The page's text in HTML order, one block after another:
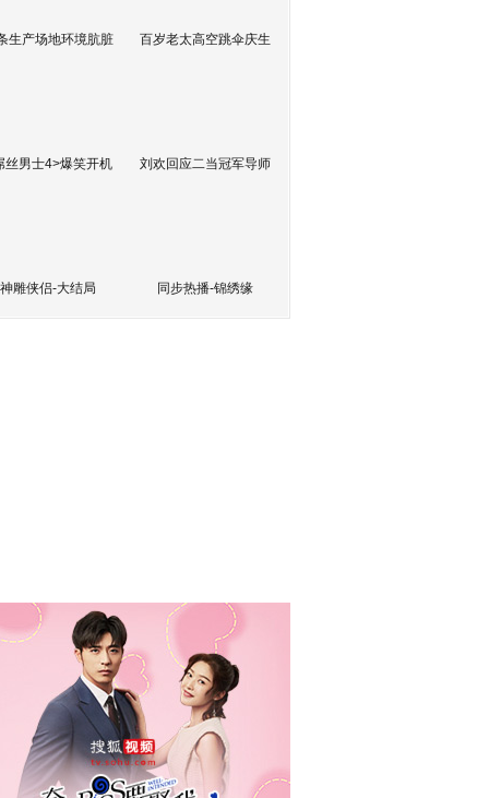
生产场地环境肮脏 百岁老太高空跳伞庆生
丝男士4>爆笑开机 刘欢回应二当冠军导师
神雕侠侣-大结局 同步热播-锦绣缘